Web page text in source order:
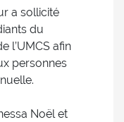
a sollicité
du
l’UMCS afin
personnes
Noël et